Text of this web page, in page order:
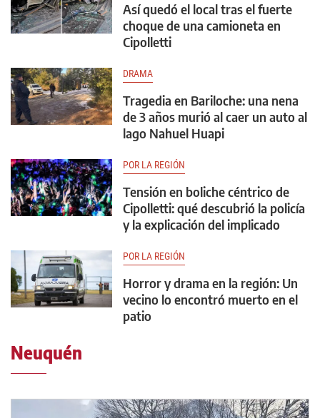
Así quedó el local tras el fuerte
choque de una camioneta en
Cipolletti
DRAMA
Tragedia en Bariloche: una nena
de 3 años murió al caer un auto al
lago Nahuel Huapi
POR LA REGIÓN
Tensión en boliche céntrico de
Cipolletti: qué descubrió la policía
y la explicación del implicado
POR LA REGIÓN
Horror y drama en la región: Un
vecino lo encontró muerto en el
patio
Neuquén